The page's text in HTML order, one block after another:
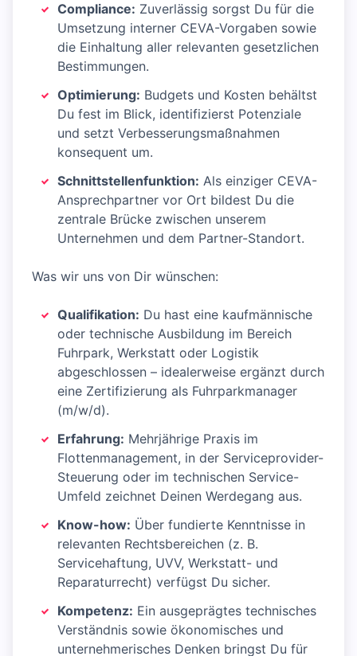
Compliance: Zuverlässig sorgst Du für die
Umsetzung interner CEVA-Vorgaben sowie
die Einhaltung aller relevanten gesetzlichen
Bestimmungen.
Optimierung: Budgets und Kosten behältst
Du fest im Blick, identifizierst Potenziale
und setzt Verbesserungsmaßnahmen
konsequent um.
Schnittstellenfunktion: Als einziger CEVA-
Ansprechpartner vor Ort bildest Du die
zentrale Brücke zwischen unserem
Unternehmen und dem Partner-Standort.
Was wir uns von Dir wünschen:
Qualifikation: Du hast eine kaufmännische
oder technische Ausbildung im Bereich
Fuhrpark, Werkstatt oder Logistik
abgeschlossen – idealerweise ergänzt durch
eine Zertifizierung als Fuhrparkmanager
(m/w/d).
Erfahrung: Mehrjährige Praxis im
Flottenmanagement, in der Serviceprovider-
Steuerung oder im technischen Service-
Umfeld zeichnet Deinen Werdegang aus.
Know-how: Über fundierte Kenntnisse in
relevanten Rechtsbereichen (z. B.
Servicehaftung, UVV, Werkstatt- und
Reparaturrecht) verfügst Du sicher.
Kompetenz: Ein ausgeprägtes technisches
Verständnis sowie ökonomisches und
unternehmerisches Denken bringst Du für